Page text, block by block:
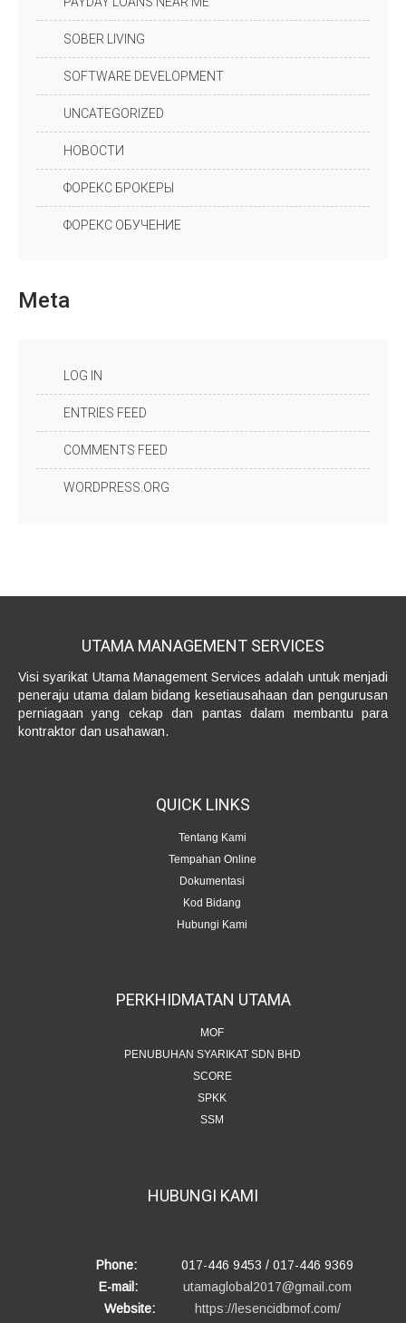
SOBER LIVING
SOFTWARE DEVELOPMENT
UNCATEGORIZED
НОВОСТИ
ФОРЕКС БРОКЕРЫ
ФОРЕКС ОБУЧЕНИЕ
Meta
LOG IN
ENTRIES FEED
COMMENTS FEED
WORDPRESS.ORG
UTAMA MANAGEMENT SERVICES
Visi syarikat Utama Management Services adalah untuk menjadi
peneraju utama dalam bidang kesetiausahaan dan pengurusan
perniagaan yang cekap dan pantas dalam membantu para
kontraktor dan usahawan.
QUICK LINKS
Tentang Kami
Tempahan Online
Dokumentasi
Kod Bidang
Hubungi Kami
PERKHIDMATAN UTAMA
MOF
PENUBUHAN SYARIKAT SDN BHD
SCORE
SPKK
SSM
HUBUNGI KAMI
Phone:
017-446 9453 / 017-446 9369
E-mail:
utamaglobal2017@gmail.com
Website:
https://lesencidbmof.com/